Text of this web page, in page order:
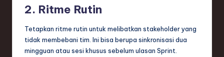
2. Ritme Rutin
Tetapkan ritme rutin untuk melibatkan stakeholder yang
tidak membebani tim. Ini bisa berupa sinkronisasi dua
mingguan atau sesi khusus sebelum ulasan Sprint.